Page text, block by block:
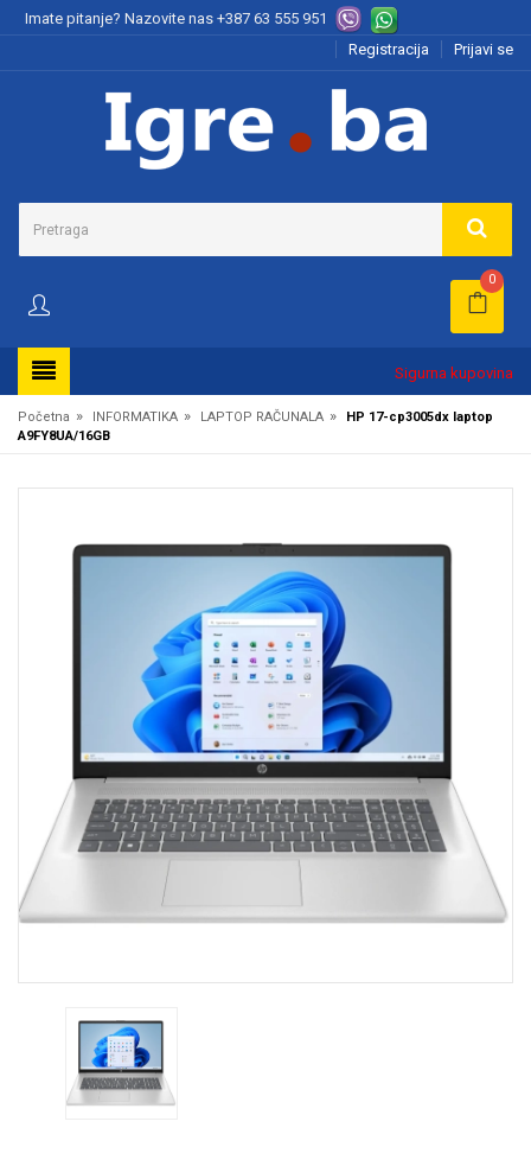
Imate pitanje? Nazovite nas +387 63 555 951
Registracija
Prijavi se
0
Sigurna kupovina
Početna » INFORMATIKA » LAPTOP RAČUNALA »
HP 17-cp3005dx laptop
A9FY8UA/16GB